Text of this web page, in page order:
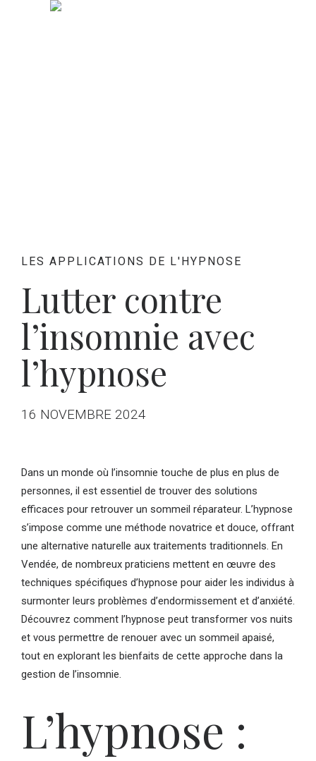
LES APPLICATIONS DE L'HYPNOSE
Lutter contre
l’insomnie avec
l’hypnose
16 NOVEMBRE 2024
Dans un monde où l’insomnie touche de plus en plus de
personnes, il est essentiel de trouver des solutions
efficaces pour retrouver un sommeil réparateur. L’hypnose
s’impose comme une méthode novatrice et douce, offrant
une alternative naturelle aux traitements traditionnels. En
Vendée, de nombreux praticiens mettent en œuvre des
techniques spécifiques d’hypnose pour aider les individus à
surmonter leurs problèmes d’endormissement et d’anxiété.
Découvrez comment l’hypnose peut transformer vos nuits
et vous permettre de renouer avec un sommeil apaisé,
tout en explorant les bienfaits de cette approche dans la
gestion de l’insomnie.
L’hypnose :